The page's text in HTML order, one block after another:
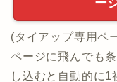
下のボタンから申
す。
投資の
ー